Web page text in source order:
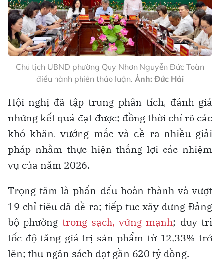
Chủ tịch UBND phường Quy Nhơn Nguyễn Đức Toàn
điều hành phiên thảo luận. Ảnh: Đức Hải
Hội nghị đã tập trung phân tích, đánh giá
những kết quả đạt được; đồng thời chỉ rõ các
khó khăn, vướng mắc và đề ra nhiều giải
pháp nhằm thực hiện thắng lợi các nhiệm
vụ của năm 2026.
Trọng tâm là phấn đấu hoàn thành và vượt
19 chỉ tiêu đã đề ra; tiếp tục xây dựng Đảng
bộ phường trong sạch, vững mạnh; duy trì
tốc độ tăng giá trị sản phẩm từ 12,33% trở
lên; thu ngân sách đạt gần 620 tỷ đồng.